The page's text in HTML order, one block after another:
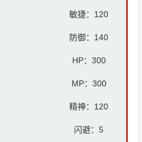
敏捷：120
防御：140
HP：300
MP：300
精神：120
闪避：5